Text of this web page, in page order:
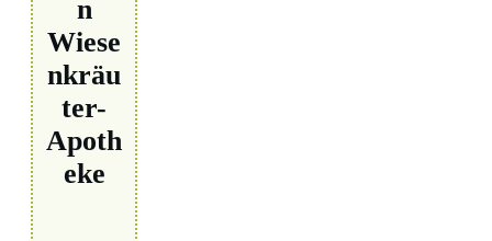
n
Wiese
nkräu
ter-
Apoth
eke